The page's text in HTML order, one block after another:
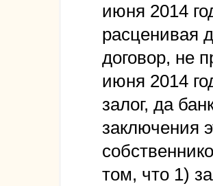
июня 2014
расценивая
договор, не
июня 2014
залог, да
заключения
том, что 1)